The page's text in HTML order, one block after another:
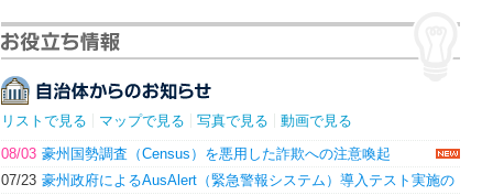
リストで見る マップで見る 写真で見る
動画で見る
08/03 豪州国勢調査（Census）を悪用した詐欺への注意喚起
07/23 豪州政府によるAusAlert（緊急警報システム）導入テスト実施の